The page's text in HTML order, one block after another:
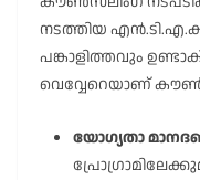
നടത്തിയ
പങ്കാളിത്തവും
വെവ്വേറെയാണ്
യോഗ്യതാ